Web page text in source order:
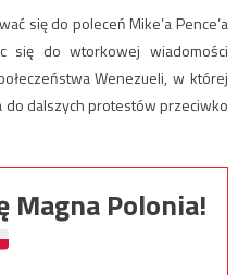
się do poleceń Mike’a Pence’a
się do wtorkowej wiadomości
Wenezueli, w której
do dalszych protestów przeciwko
Magna Polonia!